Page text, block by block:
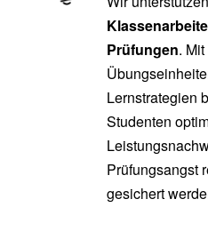
Prüfungen.
Lernstrategien
Studenten
Prüfungsangst
gesichert